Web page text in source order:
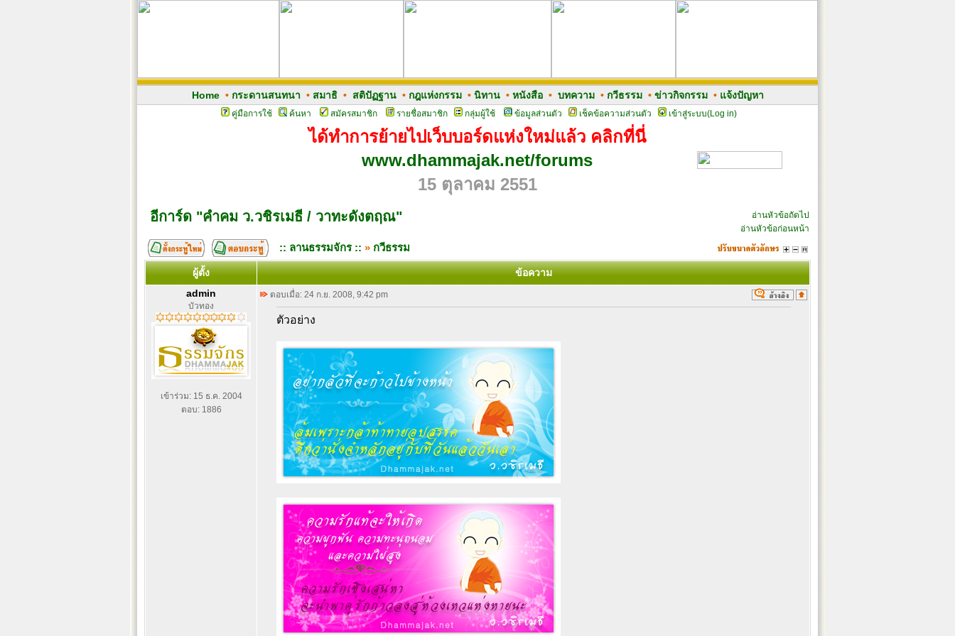
Home• กระดานสนทนา • สมาธิ• สติปัฏฐาน• กฎแห่งกรรม• นิทาน• หนังสือ• บทความ• กวีธรรม• ข่าวกิจกรรม• แจ้งปัญหา
คู่มือการใช้ ค้นหา สมัครสมาชิก รายชื่อสมาชิก กลุ่มผู้ใช้ ข้อมูลส่วนตัว เช็คข้อความส่วนตัว เข้าสู่ระบบ(Log in)
ได้ทำการย้ายไปเว็บบอร์ดแห่งใหม่แล้ว คลิกที่นี่
www.dhammajak.net/forums
15 ตุลาคม 2551
อีการ์ด "คำคม ว.วชิรเมธี / วาทะดังตฤณ"
อ่านหัวข้อถัดไป
อ่านหัวข้อก่อนหน้า
:: ลานธรรมจักร :: » กวีธรรม
ผู้ตั้ง
ข้อความ
admin
บัวทอง
เข้าร่วม: 15 ธ.ค. 2004
ตอบ: 1886
ตอบเมื่อ: 24 ก.ย. 2008, 9:42 pm
ตัวอย่าง